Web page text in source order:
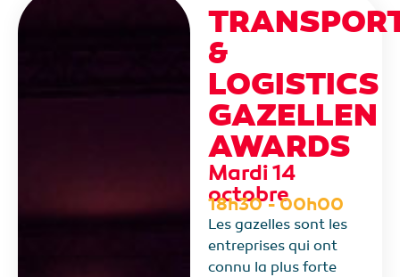
&
LOGISTICS
GAZELLEN
AWARDS​
Mardi 14
octobre
18h30 - 00h00
Les gazelles sont les
entreprises qui ont
connu la plus forte